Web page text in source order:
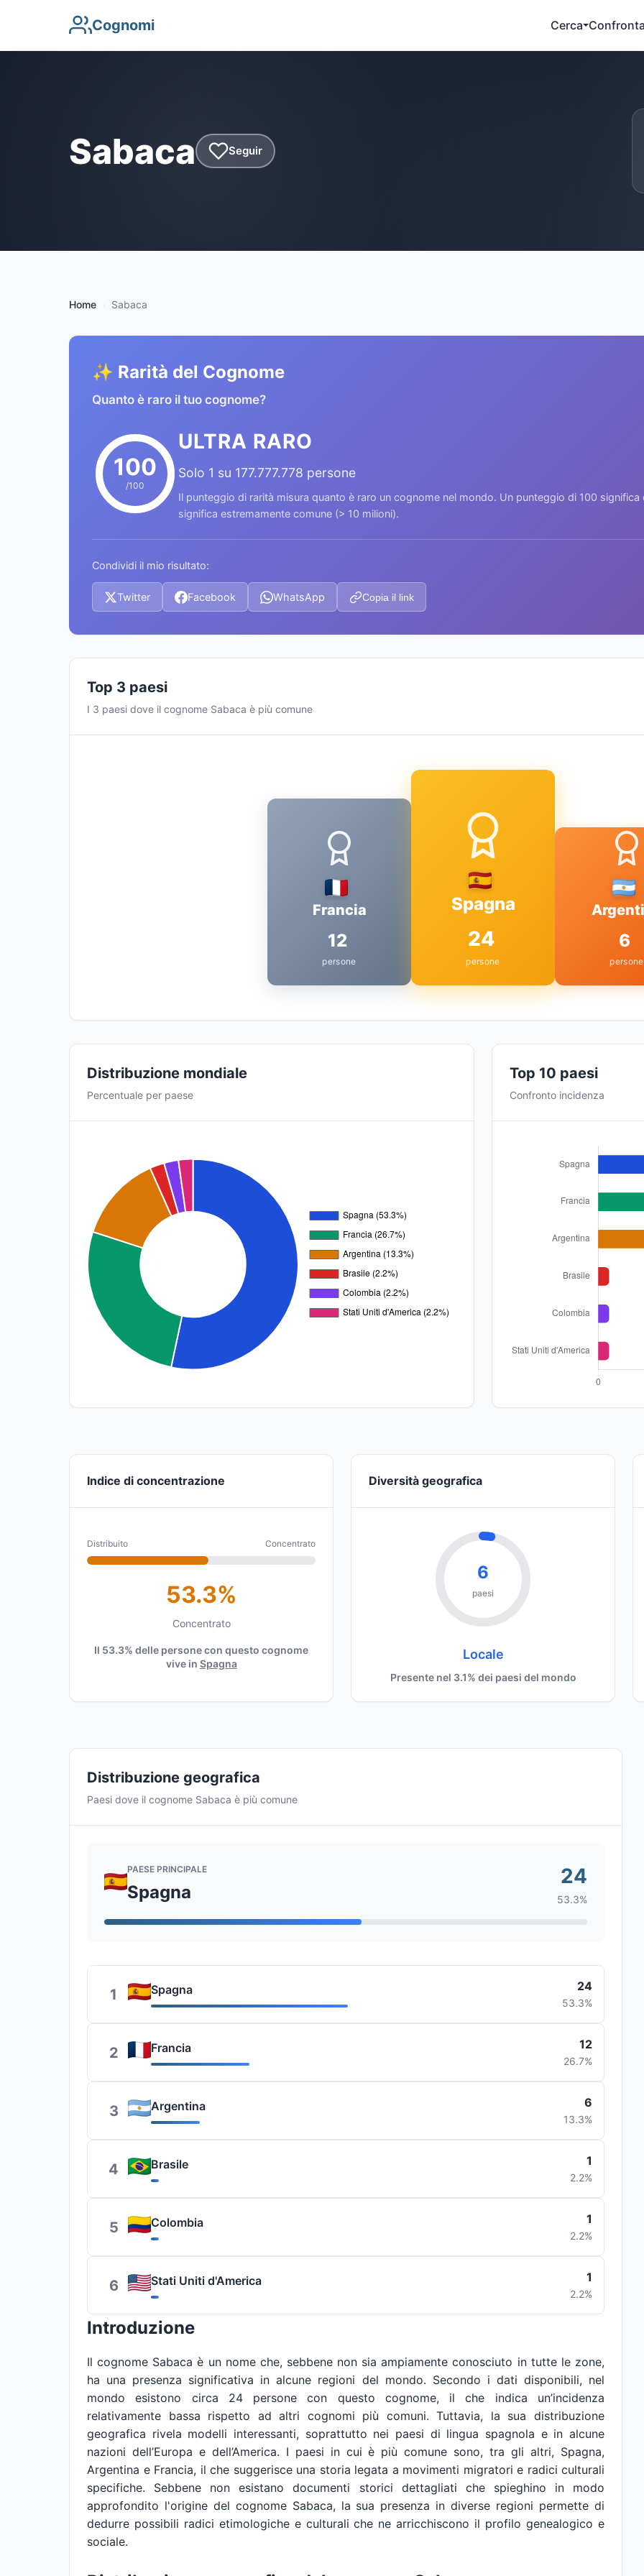
Cognomi Cerca
Sabaca Seguir
Home Sabaca
✨ Rarità del Cognome
Quanto è raro il tuo cognome?
100
/100
ULTRA RARO
Solo 1 su 177.777.778 persone
Il punteggio di rarità misura quanto è raro un cognome nel mondo. Un punteggio di 100
significa estremamente comune (> 10 milioni).
Condividi il mio risultato:
Twitter Facebook WhatsApp Copia il link
Top 3 paesi
I 3 paesi dove il cognome Sabaca è più comune
Francia
12
persone
Spagna
24
persone
6
persone
Distribuzione mondiale
Percentuale per paese
Top 10 paesi
Confronto incidenza
Indice di concentrazione
Distribuito Concentrato
53.3%
Concentrato
Il 53.3% delle persone con questo cognome
vive in Spagna
Diversità geografica
6
paesi
Locale
Presente nel 3.1% dei paesi del mondo
Distribuzione geografica
Paesi dove il cognome Sabaca è più comune
PAESE PRINCIPALE
Spagna
24
53.3%
1 Spagna 24
53.3%
2 Francia 12
26.7%
3 Argentina 6
13.3%
4 Brasile 1
2.2%
5 Colombia 1
2.2%
6 Stati Uniti d'America 1
2.2%
Introduzione
Il cognome Sabaca è un nome che, sebbene non sia ampiamente conosciuto in tutte le zone,
ha una presenza significativa in alcune regioni del mondo. Secondo i dati disponibili, nel
mondo esistono circa 24 persone con questo cognome, il che indica un’incidenza
relativamente bassa rispetto ad altri cognomi più comuni. Tuttavia, la sua distribuzione
geografica rivela modelli interessanti, soprattutto nei paesi di lingua spagnola e in alcune
nazioni dell’Europa e dell’America. I paesi in cui è più comune sono, tra gli altri, Spagna,
Argentina e Francia, il che suggerisce una storia legata a movimenti migratori e radici culturali
specifiche. Sebbene non esistano documenti storici dettagliati che spieghino in modo
approfondito l'origine del cognome Sabaca, la sua presenza in diverse regioni permette di
dedurre possibili radici etimologiche e culturali che ne arricchiscono il profilo genealogico e
sociale.